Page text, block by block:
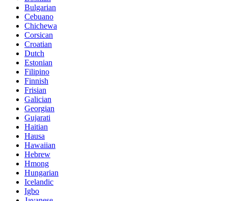
Bulgarian
Cebuano
Chichewa
Corsican
Croatian
Dutch
Estonian
Filipino
Finnish
Frisian
Galician
Georgian
Gujarati
Haitian
Hausa
Hawaiian
Hebrew
Hmong
Hungarian
Icelandic
Igbo